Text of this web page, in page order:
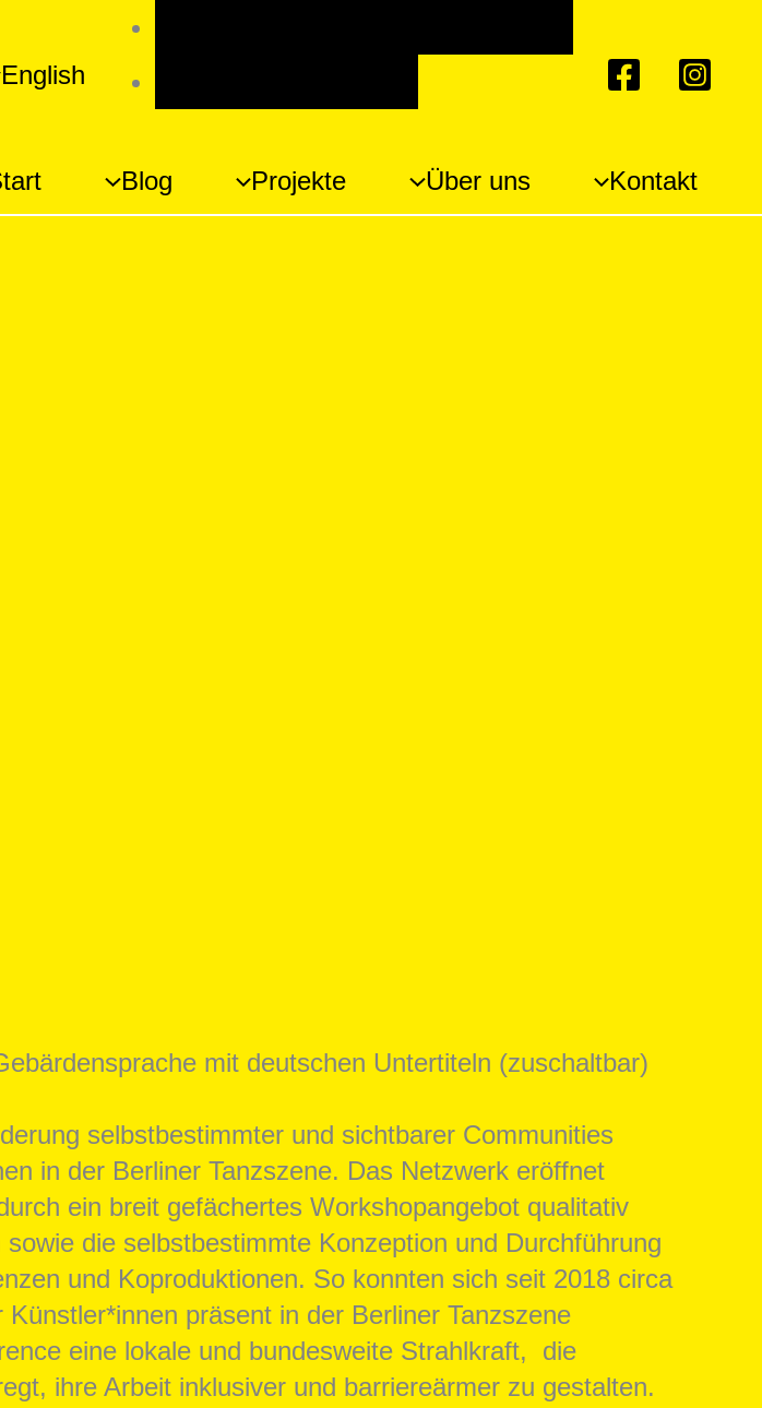
English
Blog Projekte Über uns Kontakt
mit deutschen Untertiteln (zuschaltbar)
selbstbestimmter und sichtbarer Communities
in der Berliner Tanzszene. Das Netzwerk eröffnet
ein breit gefächertes Workshopangebot qualitativ
die selbstbestimmte Konzeption und Durchführung
und Koproduktionen. So konnten sich seit 2018 circa
präsent in der Berliner Tanzszene
eine lokale und bundesweite Strahlkraft, die
ihre Arbeit inklusiver und barriereärmer zu gestalten.